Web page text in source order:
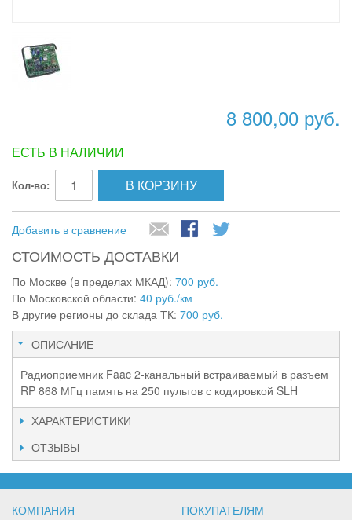
8 800,00 руб.
ЕСТЬ В НАЛИЧИИ
Кол-во: В КОРЗИНУ
Добавить в сравнение
СТОИМОСТЬ ДОСТАВКИ
По Москве (в пределах МКАД): 700 руб.
По Московской области: 40 руб./км
В другие регионы до склада ТК: 700 руб.
ОПИСАНИЕ
Радиоприемник Faac 2-канальный встраиваемый в разъем
RP 868 МГц память на 250 пультов с кодировкой SLH
ХАРАКТЕРИСТИКИ
ОТЗЫВЫ
КОМПАНИЯ ПОКУПАТЕЛЯМ